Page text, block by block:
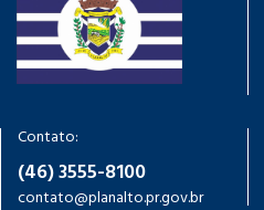
Contato:
(46) 3555-8100
contato@planalto.pr.gov.br